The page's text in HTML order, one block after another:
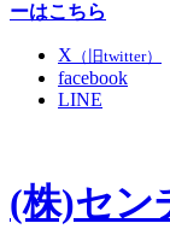
ーはこちら
X （旧twitter）
facebook
LINE
(株)セン